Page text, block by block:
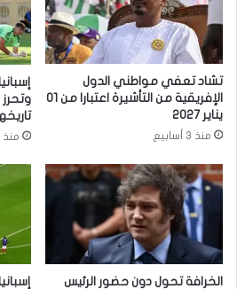
تشاد تعفي مواطني الدول
الإفريقية من التأشيرة اعتبارا من 01
يناير 2027
منذ 3 أسابيع
وتحرز
منذ 3 أسابيع
الخرافة تحول دون حضور الرئيس